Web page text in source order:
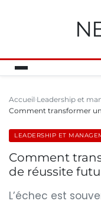
Accueil Leadership et
Comment transformer
LEADERSHIP ET
Comment
de réussite
L’échec est